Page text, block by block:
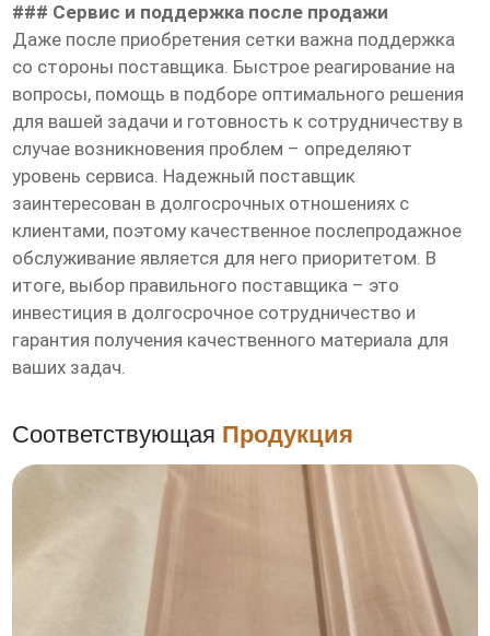
### Сервис и поддержка после продажи
Даже после приобретения сетки важна поддержка
со стороны поставщика. Быстрое реагирование на
вопросы, помощь в подборе оптимального решения
для вашей задачи и готовность к сотрудничеству в
случае возникновения проблем – определяют
уровень сервиса. Надежный поставщик
заинтересован в долгосрочных отношениях с
клиентами, поэтому качественное послепродажное
обслуживание является для него приоритетом. В
итоге, выбор правильного поставщика – это
инвестиция в долгосрочное сотрудничество и
гарантия получения качественного материала для
ваших задач.
Соответствующая Продукция